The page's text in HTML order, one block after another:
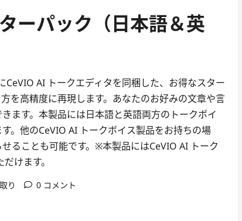
ーパック（日本語＆英
AI トークエディタを同梱した、お得なスター
を高精度に再現します。あなたのお好みの文章や言
ます。本製品には日本語と英語両方のトークボイ
。他のCeVIO AI トークボイス製品をお持ちの場
ることも可能です。※本製品にはCeVIO AI トーク
けます。
り 0 コメント